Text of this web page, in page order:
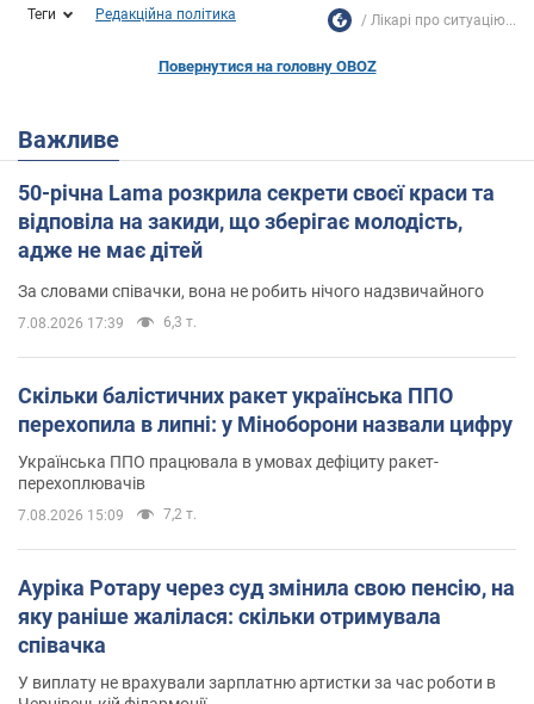
Теги Редакційна політика Лікарі про ситуацію...
Повернутися на головну OBOZ
Важливе
50-річна Lama розкрила секрети своєї краси та
відповіла на закиди, що зберігає молодість,
адже не має дітей
За словами співачки, вона не робить нічого надзвичайного
7.08.2026 17:39 6,3 т.
Скільки балістичних ракет українська ППО
перехопила в липні: у Міноборони назвали цифру
Українська ППО працювала в умовах дефіциту ракет-
перехоплювачів
7.08.2026 15:09 7,2 т.
Ауріка Ротару через суд змінила свою пенсію, на
яку раніше жалілася: скільки отримувала
співачка
У виплату не врахували зарплатню артистки за час роботи в